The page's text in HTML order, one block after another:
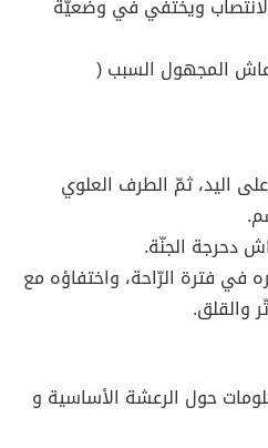
ويختفي في وضعيّة
المجهول السبب (
اليد، ثمّ الطرف العلوي
دحرجة الجنّة.
في فترة الرّاحة، واختفاؤه مع
والقلق.
حول الرعشة الأساسية و